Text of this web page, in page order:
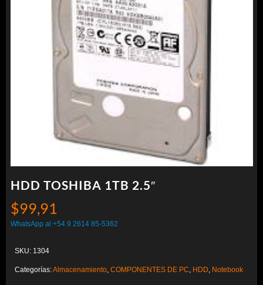
HDD TOSHIBA 1TB 2.5″
$99,91
WhatsApp al +54 9 2614 85-5362
SKU: 1304
Categorías:Almacenamiento COMPONENTES DE PC HDD Notebook